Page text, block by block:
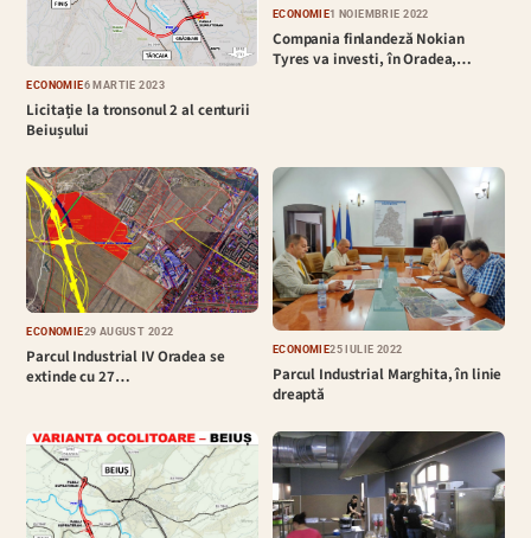
ECONOMIE6 MARTIE 2023
Licitație la tronsonul 2 al centurii
Beiușului
ECONOMIE1 NOIEMBRIE 2022
Compania finlandeză Nokian
Tyres va investi, în Oradea,…
ECONOMIE29 AUGUST 2022
Parcul Industrial IV Oradea se
extinde cu 27…
ECONOMIE25 IULIE 2022
Parcul Industrial Marghita, în linie
dreaptă